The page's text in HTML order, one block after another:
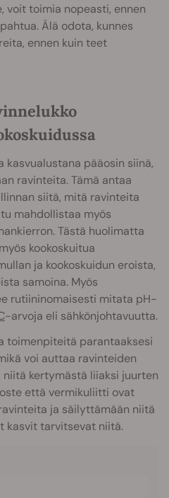
voit toimia nopeasti, ennen
Älä odota, kunnes
ennen kuin teet
kasvualustana pääosin siinä,
ravinteita. Tämä antaa
siitä, mitä ravinteita
mahdollistaa myös
Tästä huolimatta
kookoskuitua
ja kookoskuidun eroista,
samoina. Myös
rutiininomaisesti mitata pH-
-arvoja eli sähkönjohtavuutta.
toimenpiteitä parantaaksesi
voi auttaa ravinteiden
kertymästä liiaksi juurten
että vermikuliitti ovat
ja säilyttämään niitä
kasvit tarvitsevat niitä.